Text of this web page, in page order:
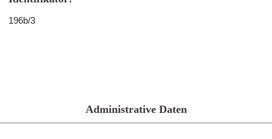
196b/3
Administrative Daten